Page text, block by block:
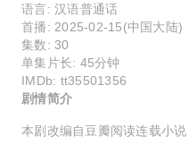
语言: 汉语普通话
首播: 2025-02-15(中国大陆)
集数: 30
单集片长: 45分钟
IMDb: tt35501356
剧情简介
本剧改编自豆瓣阅读连载小